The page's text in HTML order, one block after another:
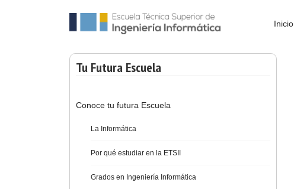
Inicio
Tu Futura Escuela
Conoce tu futura Escuela
La Informática
Por qué estudiar en la ETSII
Grados en Ingeniería Informática